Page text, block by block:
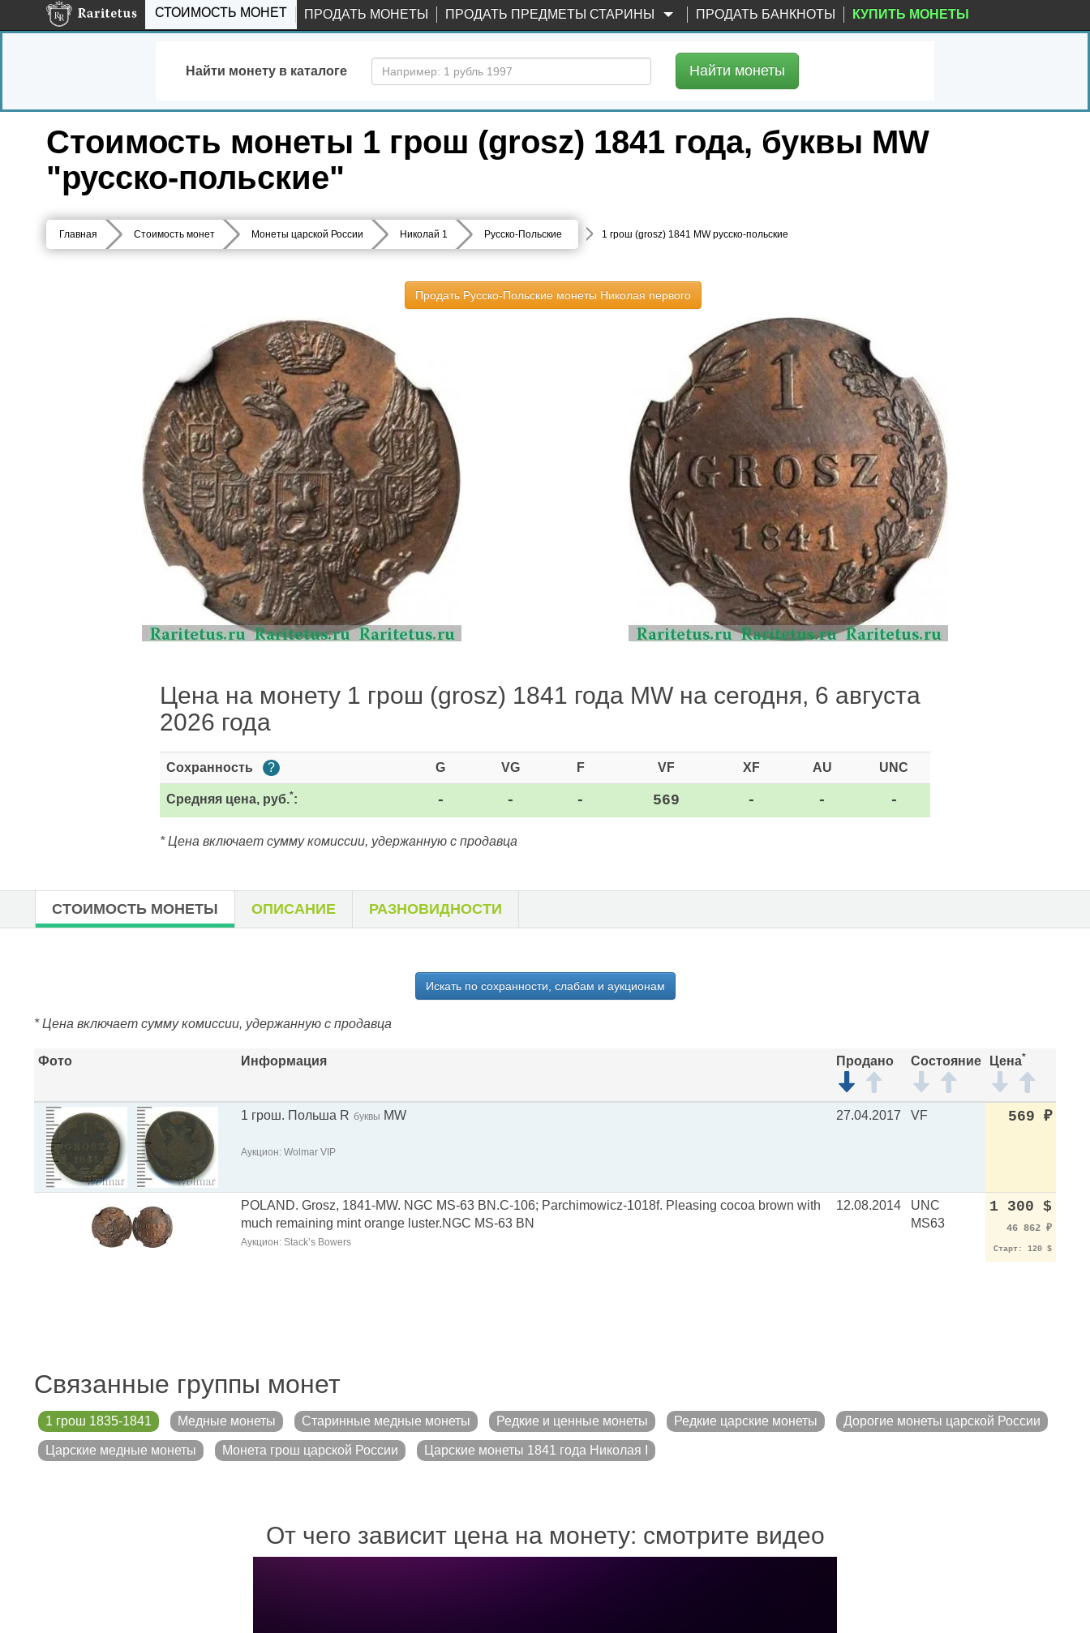
СТОИМОСТЬ МОНЕТ ПРОДАТЬ МОНЕТЫ ПРОДАТЬ ПРЕДМЕТЫ СТАРИНЫ ПРОДАТЬ БАНКНОТЫ КУПИТЬ МОНЕТЫ
Найти монету в каталоге Найти монеты
Стоимость монеты 1 грош (grosz) 1841 года, буквы MW
"русско-польские"
Главная Стоимость монет Монеты царской России Николай 1 Русско-Польские 1 грош (grosz) 1841 MW русско-польские
Продать Русско-Польские монеты Николая первого
Цена на монету 1 грош (grosz) 1841 года MW на сегодня, 6 августа
2026 года
Сохранность ? G VG F VF XF AU UNC
Средняя цена, руб.*: - - - 569 - - -
* Цена включает сумму комиссии, удержанную с продавца
СТОИМОСТЬ МОНЕТЫ ОПИСАНИЕ РАЗНОВИДНОСТИ
Искать по сохранности, слабам и аукционам
* Цена включает сумму комиссии, удержанную с продавца
Фото Информация Продано Состояние Цена*
1 грош. Польша R буквы MW
Аукцион: Wolmar VIP
27.04.2017 VF 569 ₽
POLAND. Grosz, 1841-MW. NGC MS-63 BN.C-106; Parchimowicz-1018f. Pleasing cocoa brown with
much remaining mint orange luster.NGC MS-63 BN
Аукцион: Stack’s Bowers
12.08.2014
UNC
MS63
1 300 $
46 862 ₽
Старт: 120 $
Связанные группы монет
1 грош 1835-1841 Медные монеты Старинные медные монеты Редкие и ценные монеты Редкие царские монеты Дорогие монеты царской России
Царские медные монеты Монета грош царской России Царские монеты 1841 года Николая I
От чего зависит цена на монету: смотрите видео